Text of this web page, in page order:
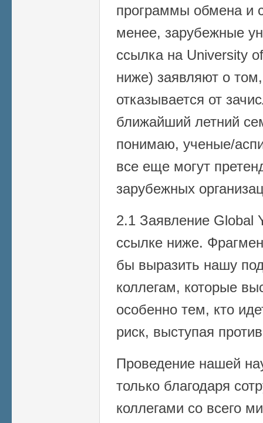
программы обмена и
менее, зарубежные
ссылка на University
ниже) заявляют о
отказывается от
ближайший летний
понимаю, ученые/
все еще могут
зарубежных
2.1 Заявление Global
ссылке ниже.
бы выразить нашу
коллегам, которые
особенно тем, кто
риск, выступая
Проведение нашей
только благодаря
коллегами со всего